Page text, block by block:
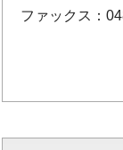
ファックス：